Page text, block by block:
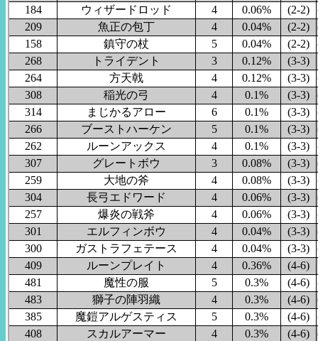
184
ウィザードロッド 4 0.06% (2-2)
209
魚正の包丁 4 0.04% (2-2)
158
鎮守の杖 5 0.04% (2-2)
268
トライデント 3 0.12%
(3-3)
264
方天戟 4 0.12% (3-3)
308
稲光の弓 4 0.1% (3-3)
314
まじかるアロー 6 0.1% (3-3)
266
ブーストハーケン 5 0.1% (3-3)
262
ルーンアックス 4 0.1% (3-3)
307
グレートボウ 3 0.08% (3-3)
259
大地の斧 4 0.08% (3-3)
304
長弓エドワード 4 0.06% (3-3)
257
爆炎の戦斧 4 0.06% (3-3)
301
エルフィンボウ 4 0.04% (3-3)
300
ガストラフェテース 4 0.04% (3-3)
409
ルーンプレイト 4 0.36%
(4-6)
481
魔性の服 5 0.3% (4-6)
483
獅子の陣羽織 4 0.3% (4-6)
385
魔鎧アルゲスティス 5 0.3% (4-6)
408
スカルアーマー 4 0.3% (4-6)